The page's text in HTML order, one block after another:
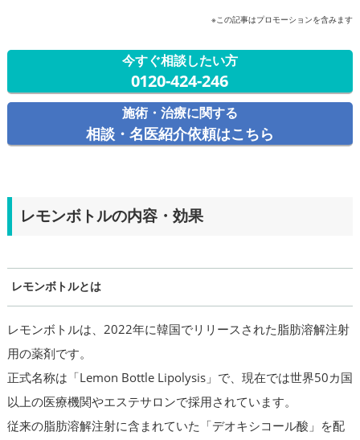
※この記事はプロモーションを含みます
今すぐ相談したい方
0120-424-246
施術・治療に関する
相談・名医紹介依頼はこちら
レモンボトルの内容・効果
レモンボトルとは
レモンボトルは、2022年に韓国でリリースされた脂肪溶解注射
用の薬剤です。
正式名称は「Lemon Bottle Lipolysis」で、現在では世界50カ国
以上の医療機関やエステサロンで採用されています。
従来の脂肪溶解注射に含まれていた「デオキシコール酸」を配